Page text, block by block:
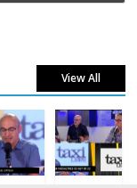
View All